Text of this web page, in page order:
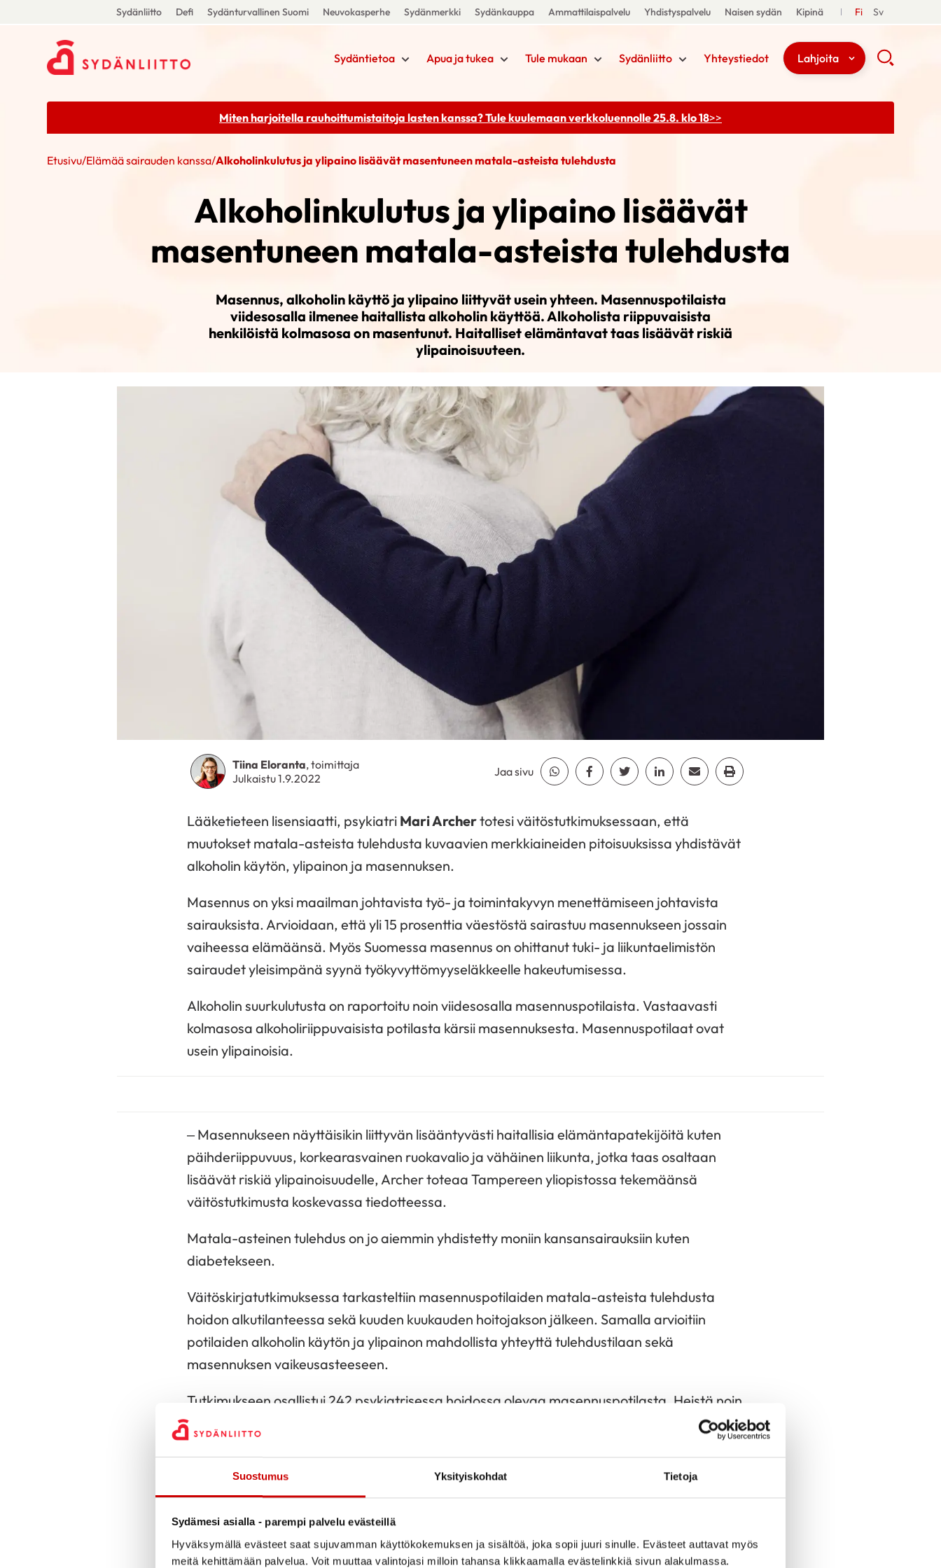
Suostumus Yksityiskohdat Tietoja
Sydämesi asialla - parempi palvelu evästeillä
Hyväksymällä evästeet saat sujuvamman käyttökokemuksen ja sisältöä, joka sopii juuri sinulle. Evästeet auttavat myös
meitä kehittämään palvelua. Voit muuttaa valintojasi milloin tahansa klikkaamalla evästelinkkiä sivun alakulmassa.
Sydänliitto Defi Sydänturvallinen Suomi Neuvokasperhe Sydänmerkki Sydänkauppa Ammattilaispalvelu Yhdistyspalvelu Naisen sydän Kipinä Fi Sv
Sydäntietoa Apua ja tukea Tule mukaan Sydänliitto Yhteystiedot Lahjoita
Miten harjoitella rauhoittumistaitoja lasten kanssa? Tule kuulemaanverkkoluennolle 25.8. klo 18>>
Etusivu/Elämää sairauden kanssa/Alkoholinkulutus ja ylipaino lisäävät masentuneen matala-asteista tulehdusta
Alkoholinkulutus ja ylipaino lisäävät
masentuneen matala-asteista tulehdusta
Masennus, alkoholin käyttö ja ylipaino liittyvät usein yhteen. Masennuspotilaista
viidesosalla ilmenee haitallista alkoholin käyttöä. Alkoholista riippuvaisista
henkilöistä kolmasosa on masentunut. Haitalliset elämäntavat taas lisäävät riskiä
ylipainoisuuteen.
Tiina Eloranta, toimittaja
Julkaistu 1.9.2022
Jaa sivu Jaa Whatsapp
Jaa Facebook
Jaa TwitterJaa LinkedinJaa EmailJaa Print
Lääketieteen lisensiaatti, psykiatri Mari Archertotesi väitöstutkimuksessaan, että
muutokset matala-asteista tulehdusta kuvaavien merkkiaineiden pitoisuuksissa yhdistävät
alkoholin käytön, ylipainon ja masennuksen.
Masennus on yksi maailman johtavista työ- ja toimintakyvyn menettämiseen johtavista
sairauksista. Arvioidaan, että yli 15 prosenttia väestöstä sairastuu masennukseen jossain
vaiheessa elämäänsä. Myös Suomessa masennus on ohittanut tuki- ja liikuntaelimistön
sairaudet yleisimpänä syynä työkyvyttömyyseläkkeelle hakeutumisessa.
Alkoholin suurkulutusta on raportoitu noin viidesosalla masennuspotilaista. Vastaavasti
kolmasosa alkoholiriippuvaisista potilasta kärsii masennuksesta. Masennuspotilaat ovat
usein ylipainoisia.
– Masennukseen näyttäisikin liittyvän lisääntyvästi haitallisia elämäntapatekijöitä kuten
päihderiippuvuus, korkearasvainen ruokavalio ja vähäinen liikunta, jotka taas osaltaan
lisäävät riskiä ylipainoisuudelle, Archer toteaa Tampereen yliopistossa tekemäänsä
väitöstutkimusta koskevassa tiedotteessa.
Matala-asteinen tulehdus on jo aiemmin yhdistetty moniin kansansairauksiin kuten
diabetekseen.
Väitöskirjatutkimuksessa tarkasteltiin masennuspotilaiden matala-asteista tulehdusta
hoidon alkutilanteessa sekä kuuden kuukauden hoitojakson jälkeen. Samalla arvioitiin
potilaiden alkoholin käytön ja ylipainon mahdollista yhteyttä tulehdustilaan sekä
masennuksen vaikeusasteeseen.
Tutkimukseen osallistui 242 psykiatrisessa hoidossa olevaa masennuspotilasta. Heistä noin
puolella ilmeni samanaikaisesti alkoholin suurkulutusta.
Tutkimuksessa todettiin, että matala-asteisen tulehduksen merkkiaineet kohosivat osittain
sukupuolisidonnaisesti, mutta myös alkoholin kulutukseen liittyen. Ylipaino lisäsi odotetusti
erityisesti rasvakudoksesta vapautuvien tulehdusmerkkiaineiden määrää. Tutkimus vahvisti
alkoholin haitallisen vaikutuksen masennuspotilaiden tulehdustilaa tarkasteltaessa.
– Tutkimuksen johtopäätöksenä on, että alkoholin käytön kartoitus tulisi olla rutiininomaisesti